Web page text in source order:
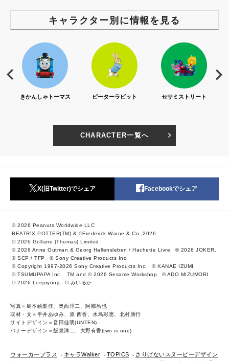
キャラクター別に情報を見る
きかんしゃトーマス ピーターラビット セサミストリート
CHARACTER一覧へ
X(旧Twitter)でシェア Facebookでシェア
© 2026 Peanuts Worldwide LLC
BEATRIX POTTER(TM) & ©Frederick Warne & Co.,2026
© 2026 Gullane (Thomas) Limited.
© 2026 Anne Gutman & Georg Hallensleben / Hachette Livre
© 2026 JOKER.
© SCP / TFP
© Sony Creative Products Inc.
© Copyright 1997-2026 Sony Creative Products Inc.
© KANAE IZUMI
© TSUMUPAPA Inc.
TM and © 2026 Sesame Workshop
© ADO MIZUMORI
© 2026 Leejuyong
© みいるか
写真＝島本絵梨佳、奥西淳二、阿部昌也
取材・文＝平井あゆみ、原 西香、水島彩恵、北村康行
サイトデザイン＝音田佳明(UNTEN)
バナーデザイン＝飯泉洋二、大野有香(two is one)
ウォーカープラス キャラWalker TOPICS
さりげないスヌーピーデザイン